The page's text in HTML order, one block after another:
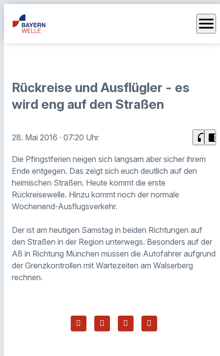
menu
Rückreise und Ausflügler - es
wird eng auf den Straßen
28. Mai 2016 · 07:20 Uhr headphones chrome_reader_mode
Die Pfingstferien neigen sich langsam aber sicher ihrem
Ende entgegen. Das zeigt sich euch deutlich auf den
heimischen Straßen. Heute kommt die erste
Rückreisewelle. Hinzu kommt noch der normale
Wochenend-Ausflugsverkehr.
Der ist am heutigen Samstag in beiden Richtungen auf
den Straßen in der Region unterwegs. Besonders auf der
A8 in Richtung München müssen die Autofahrer aufgrund
der Grenzkontrollen mit Wartezeiten am Walserberg
rechnen.